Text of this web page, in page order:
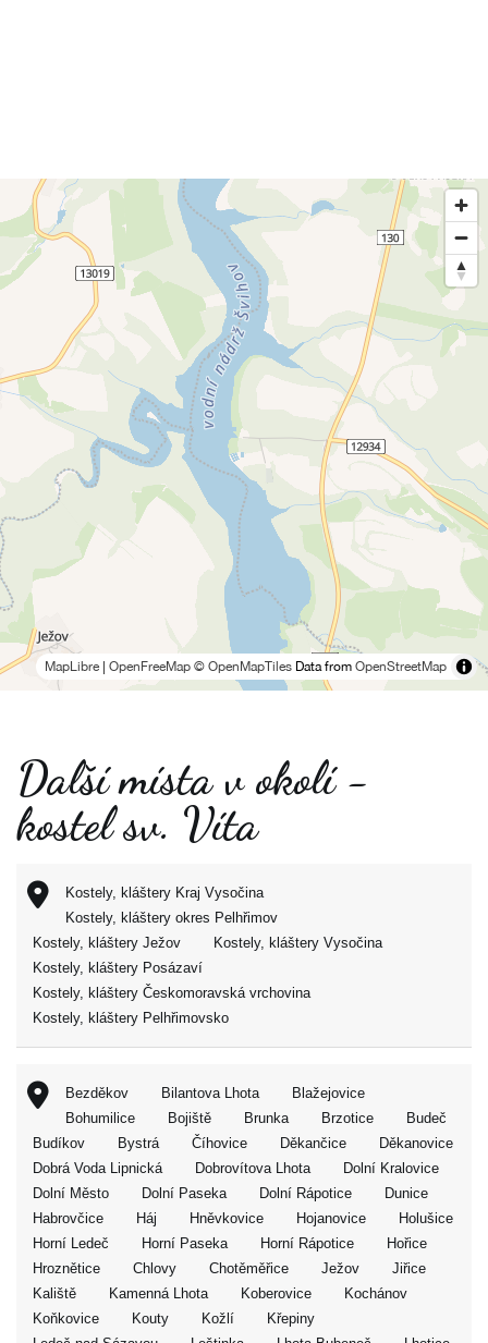
MapLibre OpenFreeMap © OpenMapTiles Data from OpenStreetMap
Další místa v okolí -
kostel sv. Víta
Kostely, kláštery Kraj Vysočina
Kostely, kláštery okres Pelhřimov
Kostely, kláštery Ježov
Kostely, kláštery Vysočina
Kostely, kláštery Posázaví
Kostely, kláštery Českomoravská vrchovina
Kostely, kláštery Pelhřimovsko
Bezděkov Bilantova Lhota
Blažejovice
Bohumilice
Bojiště Brunka Brzotice
Budeč
Budíkov
Bystrá Číhovice Děkančice
Děkanovice
Dobrá Voda Lipnická
Dobrovítova Lhota
Dolní Kralovice
Dolní Město
Dolní Paseka Dolní Rápotice
Dunice
Habrovčice
Háj Hněvkovice Hojanovice
Holušice
Horní Ledeč
Horní Paseka Horní Rápotice
Hořice
Hroznětice
Chlovy Chotěměřice Ježov
Jiřice
Kaliště
Kamenná Lhota Koberovice
Kochánov
Koňkovice
Kouty Kožlí
Křepiny